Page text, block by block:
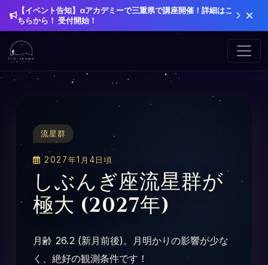
【イベント告知】αアカデミーで三重県で講座開催！詳細はこ
ちらから！ 受付開始！
流星群
2027年1月4日頃
しぶんぎ座流星群が
極大 (2027年)
月齢 26.2 (新月前後)。月明かりの影響が少な
く、絶好の観測条件です！